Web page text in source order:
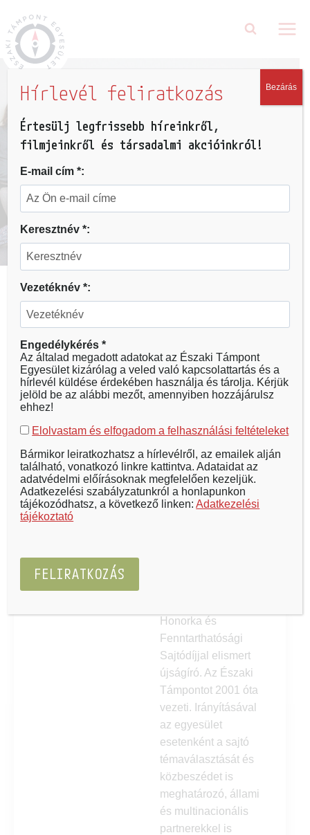
Vezetőink
Tóth
Bálint -
producer,
esélyegyenlőségi
szakértő
Pszichológia és
Honorka és
Fenntarthatósági
Sajtódíjjal elismert
újságíró. Az Északi
Támpontot 2001 óta
vezeti. Irányításával
az egyesület
esetenként a sajtó
témaválasztását és
közbeszédet is
meghatározó, állami
és multinacionális
partnerekkel is
Hírlevél feliratkozás
Értesülj legfrissebb híreinkről,
filmjeinkről és társadalmi akcióinkról!
E-mail cím *:
Keresztnév *:
Vezetéknév *:
Engedélykérés *
Az általad megadott adatokat az Északi Támpont
Egyesület kizárólag a veled való kapcsolattartás és a
hírlevél küldése érdekében használja és tárolja. Kérjük
jelöld be az alábbi mezőt, amennyiben hozzájárulsz
ehhez!
Elolvastam és elfogadom a felhasználási feltételeket
Bármikor leiratkozhatsz a hírlevélről, az emailek alján
található, vonatkozó linkre kattintva. Adataidat az
adatvédelmi előírásoknak megfelelően kezeljük.
Adatkezelési szabályzatunkról a honlapunkon
tájékozódhatsz, a következő linken:Adatkezelési
tájékoztató
Bezárás